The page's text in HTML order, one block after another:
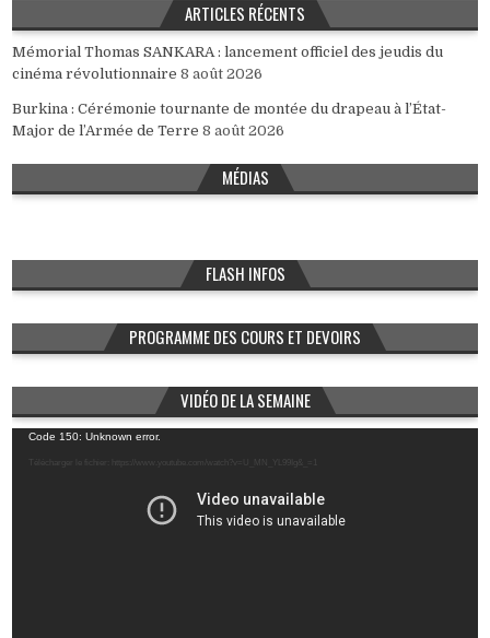
ARTICLES RÉCENTS
Mémorial Thomas SANKARA : lancement officiel des jeudis du
cinéma révolutionnaire 8 août 2026
Burkina : Cérémonie tournante de montée du drapeau à l’État-
Major de l’Armée de Terre 8 août 2026
MÉDIAS
FLASH INFOS
PROGRAMME DES COURS ET DEVOIRS
VIDÉO DE LA SEMAINE
Lecteur
vidéo
Code 150: Unknown error.
Télécharger le fichier: https://www.youtube.com/watch?v=U_MN_YL99Ig&_=1